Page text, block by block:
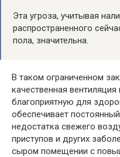
Эта угроза, учитывая
распространенного
пола, значительна.
В таком ограниченном
качественная
благоприятную для
обеспечивает
недостатка свежего
приступов и других
сыром помещении с